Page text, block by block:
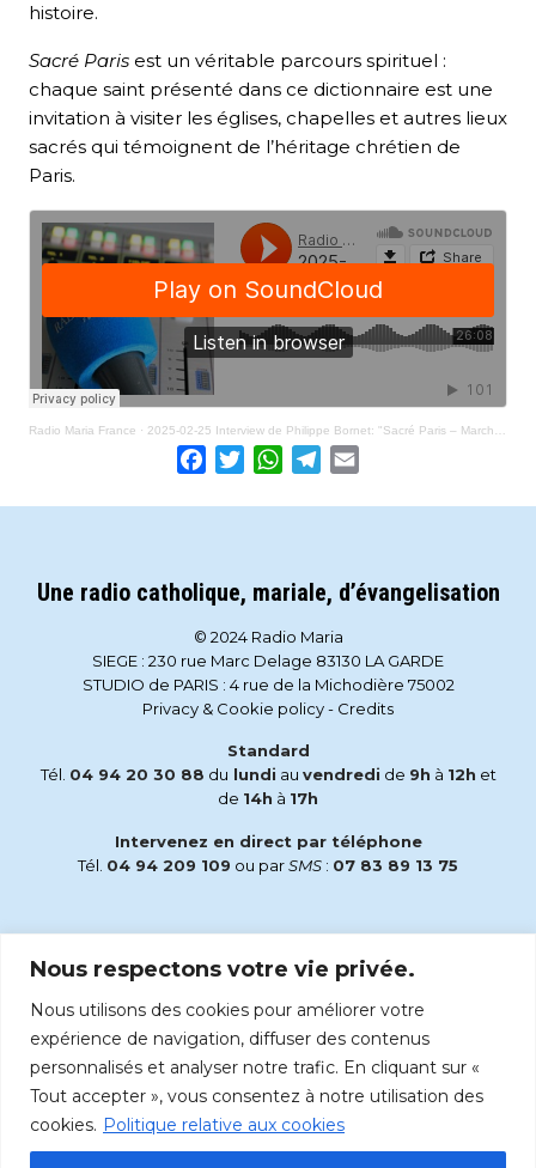
Nous respectons votre vie privée.
Nous utilisons des cookies pour améliorer votre
expérience de navigation, diffuser des contenus
personnalisés et analyser notre trafic. En cliquant sur «
Tout accepter », vous consentez à notre utilisation des
cookies. Politique relative aux cookies
histoire.
Sacré Paris est un véritable parcours spirituel :
chaque saint présenté dans ce dictionnaire est une
invitation à visiter les églises, chapelles et autres lieux
sacrés qui témoignent de l’héritage chrétien de
Paris.
Radio Maria France · 2025-02-25 Interview de Philippe Bornet: "Sacré Paris – Marcher avec les saints" (livre)
Facebook
TwitterWhatsApp
Telegram
Une radio catholique, mariale, d’évangelisation
© 2024 Radio Maria
SIEGE : 230 rue Marc Delage 83130 LA GARDE
STUDIO de PARIS : 4 rue de la Michodière 75002
Privacy & Cookie policy- Credits
Standard
Tél. 04 94 20 30 88 du lundi au vendredi de 9h à 12h et
de 14h à 17h
Intervenez en direct par téléphone
Tél. 04 94 209 109 ou parSMS : 07 83 89 13 75
accueil@radiomaria.fr
Écoutez Radio Maria sur :